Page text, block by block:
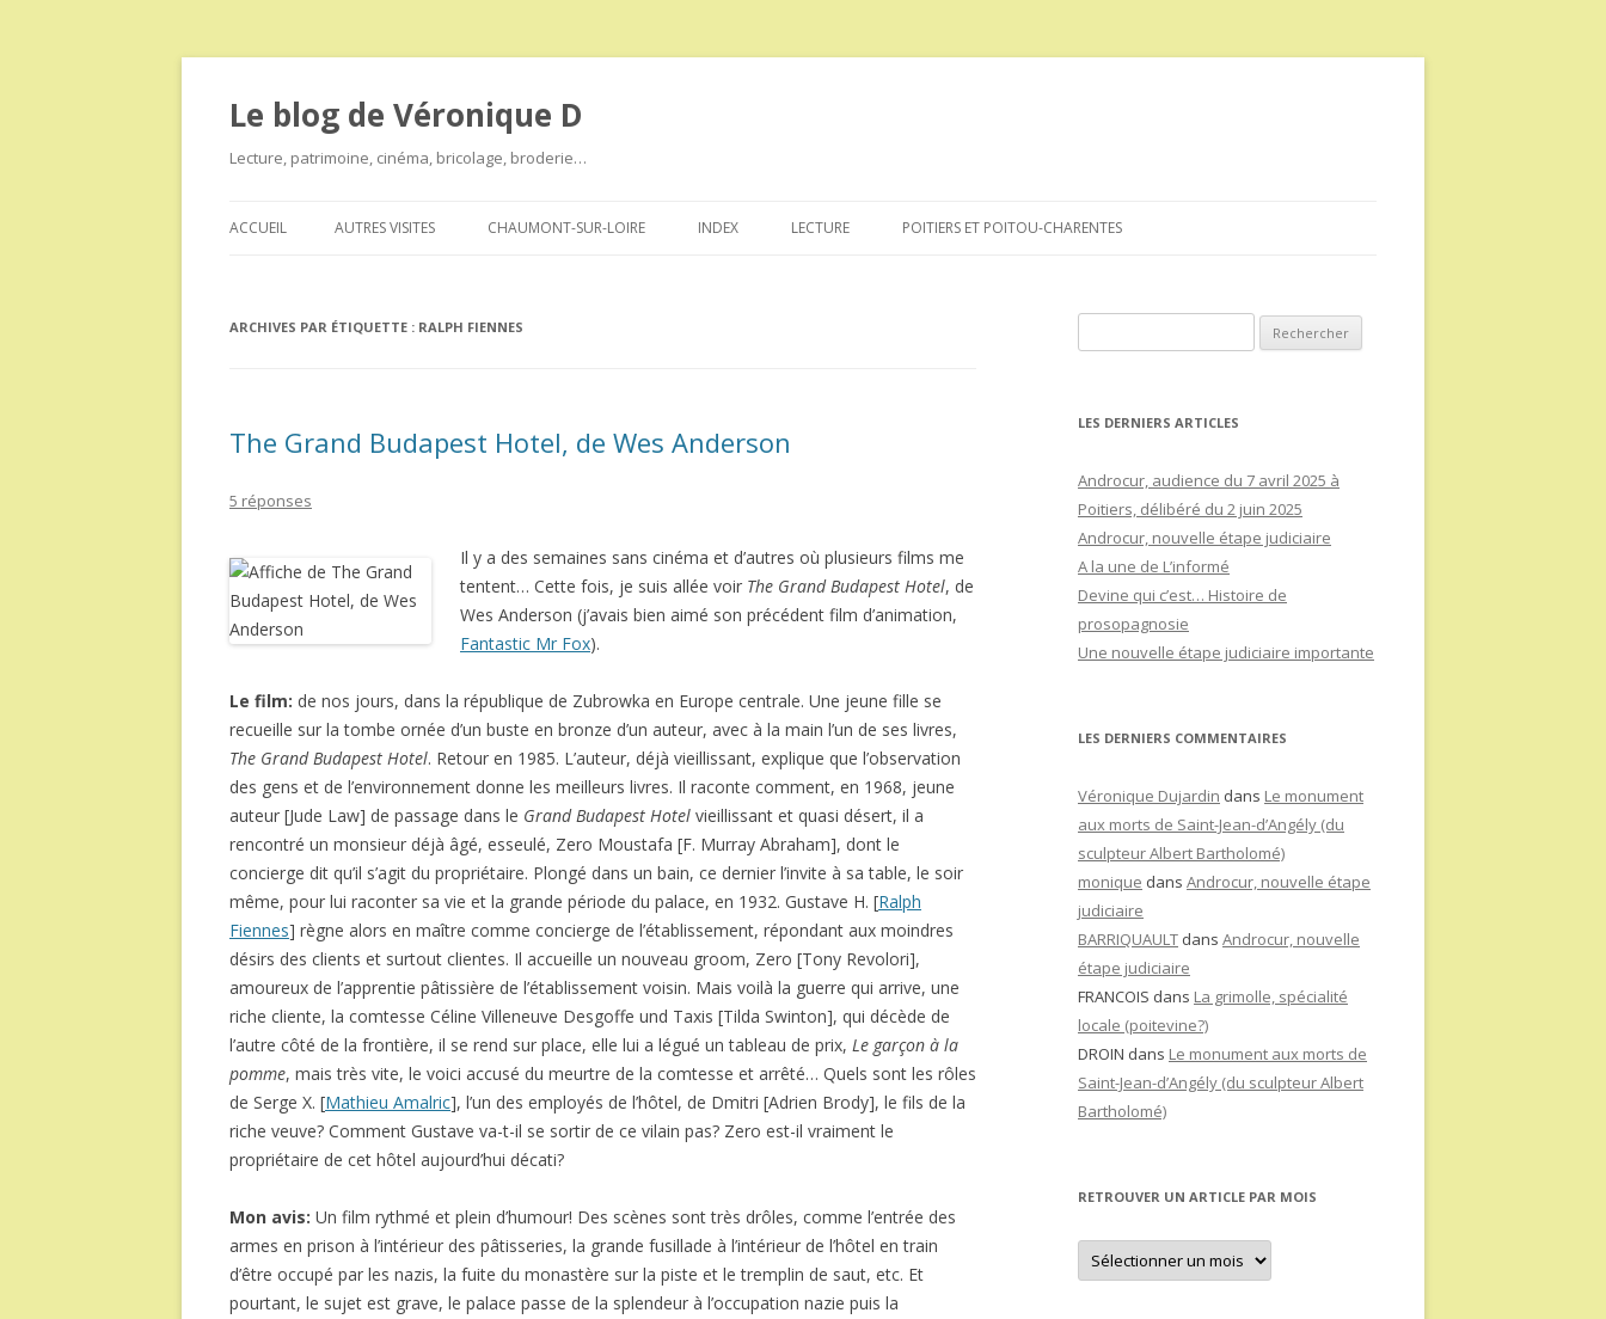
Le blog de Véronique D
Lecture, patrimoine, cinéma, bricolage, broderie…
au
ACCUEIL AUTRES VISITES CHAUMONT-SUR-LOIRE INDEX LECTURE POITIERS ET POITOU-CHARENTES
ARCHIVES PAR ÉTIQUETTE : RALPH FIENNES
The Grand Budapest Hotel, de Wes Anderson
5 réponses
Il y a des semaines sans cinéma et d’autres où plusieurs films me
tentent… Cette fois, je suis allée voir The Grand Budapest Hotel, de
Wes Anderson (j’avais bien aimé son précédent film d’animation,
Fantastic Mr Fox).
Le film: de nos jours, dans la république de Zubrowka en Europe centrale. Une jeune fille se
recueille sur la tombe ornée d’un buste en bronze d’un auteur, avec à la main l’un de ses livres,
The Grand Budapest Hotel. Retour en 1985. L’auteur, déjà vieillissant, explique que l’observation
des gens et de l’environnement donne les meilleurs livres. Il raconte comment, en 1968, jeune
auteur [Jude Law] de passage dans le Grand Budapest Hotel vieillissant et quasi désert, il a
rencontré un monsieur déjà âgé, esseulé, Zero Moustafa [F. Murray Abraham], dont le
concierge dit qu’il s’agit du propriétaire. Plongé dans un bain, ce dernier l’invite à sa table, le soir
même, pour lui raconter sa vie et la grande période du palace, en 1932. Gustave H. [Ralph
Fiennes] règne alors en maître comme concierge de l’établissement, répondant aux moindres
désirs des clients et surtout clientes. Il accueille un nouveau groom, Zero [Tony Revolori],
amoureux de l’apprentie pâtissière de l’établissement voisin. Mais voilà la guerre qui arrive, une
riche cliente, la comtesse Céline Villeneuve Desgoffe und Taxis [Tilda Swinton], qui décède de
l’autre côté de la frontière, il se rend sur place, elle lui a légué un tableau de prix, Le garçon à la
pomme, mais très vite, le voici accusé du meurtre de la comtesse et arrêté… Quels sont les rôles
de Serge X. [Mathieu Amalric], l’un des employés de l’hôtel, de Dmitri [Adrien Brody], le fils de la
riche veuve? Comment Gustave va-t-il se sortir de ce vilain pas? Zero est-il vraiment le
propriétaire de cet hôtel aujourd’hui décati?
Mon avis: Un film rythmé et plein d’humour! Des scènes sont très drôles, comme l’entrée des
armes en prison à l’intérieur des pâtisseries, la grande fusillade à l’intérieur de l’hôtel en train
d’être occupé par les nazis, la fuite du monastère sur la piste et le tremplin de saut, etc. Et
pourtant, le sujet est grave, le palace passe de la splendeur à l’occupation nazie puis la
LES DERNIERS ARTICLES
Androcur, audience du 7 avril 2025 à
Poitiers, délibéré du 2 juin 2025
Androcur, nouvelle étape judiciaire
A la une de L’informé
Devine qui c’est… Histoire de
prosopagnosie
Une nouvelle étape judiciaire importante
LES DERNIERS COMMENTAIRES
Véronique Dujardin dans Le monument
aux morts de Saint-Jean-d’Angély (du
sculpteur Albert Bartholomé)
monique dans Androcur, nouvelle étape
judiciaire
BARRIQUAULT dans Androcur, nouvelle
étape judiciaire
FRANCOIS dans La grimolle, spécialité
locale (poitevine?)
DROIN dans Le monument aux morts de
Saint-Jean-d’Angély (du sculpteur Albert
Bartholomé)
RETROUVER UN ARTICLE PAR MOIS
Retrouver
un
article